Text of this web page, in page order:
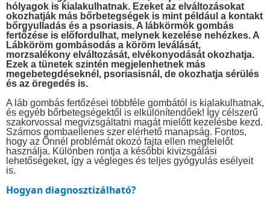
hólyagok is kialakulhatnak. Ezeket az elváltozásokat
okozhatják más bőrbetegségek is mint például a kontakt
bőrgyulladás és a psoriasis. A lábkörmök gombás
fertőzése is előfordulhat, melynek kezelése nehézkes. A
Lábköröm gombásodás a köröm leválását,
morzsalékony elváltozását, elvékonyodását okozhatja.
Ezek a tünetek szintén megjelenhetnek más
megebetegdéseknél, psoriasisnál, de okozhatja sérülés
és az öregedés is.
A láb gombás fertőzései többféle gombától is kialakulhatnak,
és egyéb bőrbetegségektől is elkülönítendőek! Így célszerű
szakorvossal megvizsgáltatni magát mielőtt kezelésbe kezd.
Számos gombaellenes szer elérhető manapság. Fontos,
hogy az Önnél problémát okozó fajta ellen megfelelőt
használja. Különben rontja a későbbi kivizsgálási
lehetőségeket, így a végleges és teljes gyógyulás esélyeit
is.
Hogyan diagnosztizálható?